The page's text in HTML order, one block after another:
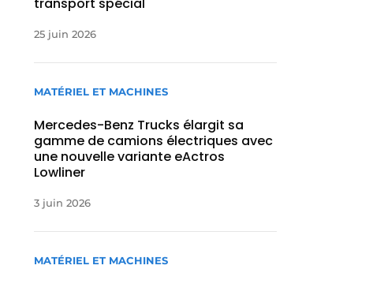
25 juin 2026
MATÉRIEL ET MACHINES
Mercedes-Benz Trucks élargit sa
gamme de camions électriques avec
une nouvelle variante eActros
Lowliner
3 juin 2026
MATÉRIEL ET MACHINES